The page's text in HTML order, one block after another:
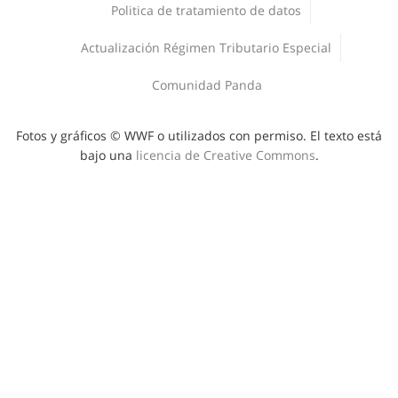
Deporte y NaturalezaPolitica de tratamiento de datos
Actualización Régimen Tributario Especial
Comunidad Panda
Fotos y gráficos © WWF o utilizados con permiso. El texto está
bajo una licencia de Creative Commons.